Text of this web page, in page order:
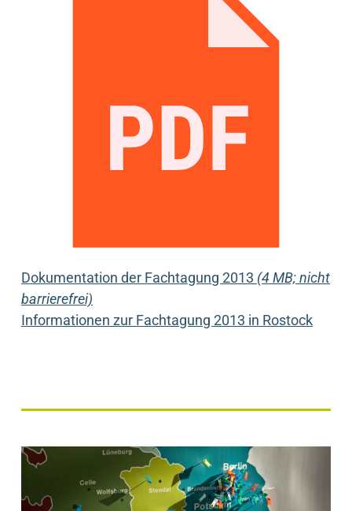
Dokumentation der Fachtagung 2013 (4 MB; nicht
barrierefrei)
Informationen zur Fachtagung 2013 in Rostock